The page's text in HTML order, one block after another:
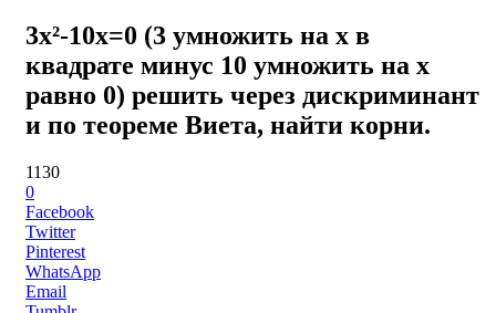
3x²-10x=0 (3 умножить на x в
квадрате минус 10 умножить на x
равно 0) решить через дискриминант
и по теореме Виета, найти корни.
1130
0
Facebook
Twitter
Pinterest
WhatsApp
Email